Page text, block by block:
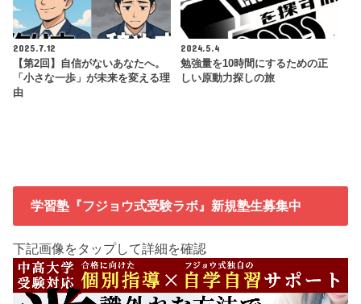
2025.7.12
【第2回】自信がないあなたへ。
「小さな一歩」が未来を変える理
由
2024.5.4
勉強量を10時間にするための正
しい原動力探しの旅
学習塾『フジョウ式受験ラボ』新規塾生募集中
下記画像をタップして詳細を確認